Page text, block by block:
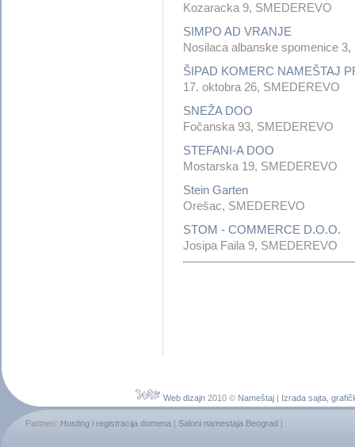
Kozaracka 9, SMEDEREVO
SIMPO AD VRANJE
Nosilaca albanske spomenice
ŠIPAD KOMERC NAMEŠTAJ
17. oktobra 26, SMEDEREVO
SNEŽA DOO
Fočanska 93, SMEDEREVO
STEFANI-A DOO
Mostarska 19, SMEDEREVO
Stein Garten
Orešac, SMEDEREVO
STOM - COMMERCE D.O.O.
Josipa Faila 9, SMEDEREVO
Web dizajn 2010 © Nameštaj Izrada sajta,
Partneri: Hosting i registracija domena Saloni namestaja Beograd